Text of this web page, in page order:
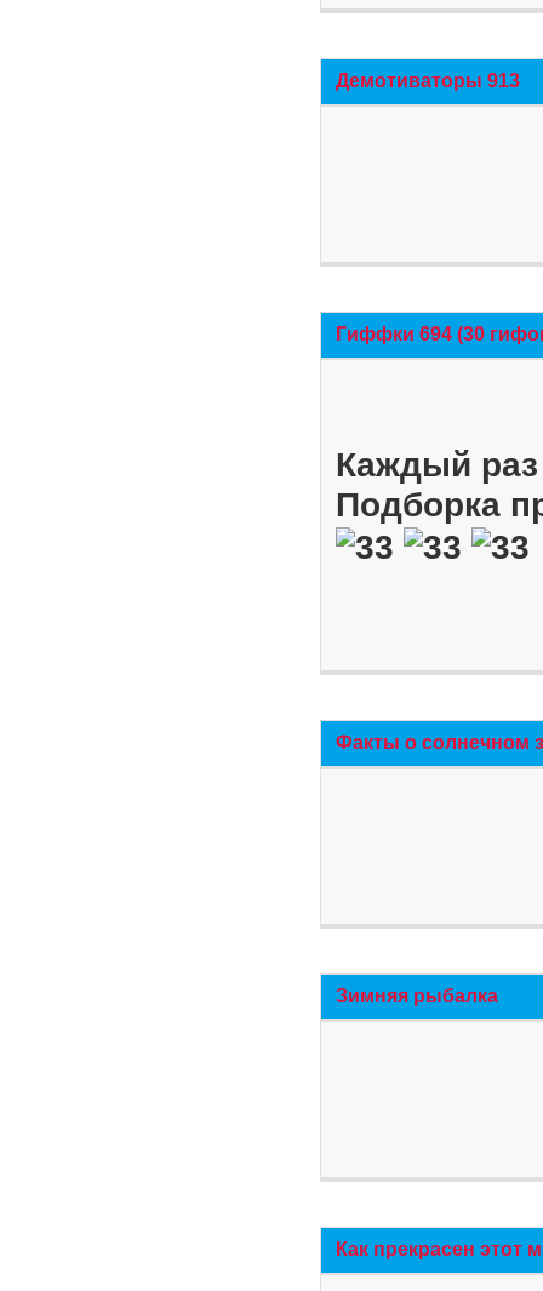
Демотиваторы 913
Гиффки 694 (30
Каждый
Подборка
Факты о солнечном
Зимняя рыбалка
Как прекрасен этот